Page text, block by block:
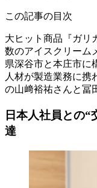
この記事の目次
大ヒット商品『ガリ
数のアイスクリーム
県深谷市と本庄市に
人材が製造業務に携
の山﨑裕祐さんと冨
日本人社員との
達